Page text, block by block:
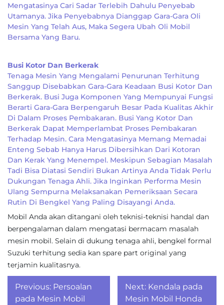
Mengatasinya Cari Sadar Terlebih Dahulu Penyebab
Utamanya. Jika Penyebabnya Dianggap Gara-Gara Oli
Mesin Yang Telah Aus, Maka Segera Ubah Oli Mobil
Bersama Yang Baru.
Busi Kotor Dan Berkerak
Tenaga Mesin Yang Mengalami Penurunan Terhitung
Sanggup Disebabkan Gara-Gara Keadaan Busi Kotor Dan
Berkerak. Busi Juga Komponen Yang Mempunyai Fungsi
Berarti Gara-Gara Berpengaruh Besar Pada Kualitas Akhir
Di Dalam Proses Pembakaran. Busi Yang Kotor Dan
Berkerak Dapat Memperlambat Proses Pembakaran
Terhadap Mesin. Cara Mengatasinya Memang Memadai
Enteng Sebab Hanya Harus Dibersihkan Dari Kotoran
Dan Kerak Yang Menempel. Meskipun Sebagian Masalah
Tadi Bisa Diatasi Sendiri Bukan Artinya Anda Tidak Perlu
Dukungan Tenaga Ahli. Jika Inginkan Performa Mesin
Ulang Sempurna Melaksanakan Pemeriksaan Secara
Rutin Di Bengkel Yang Paling Disayangi Anda.
Mobil Anda akan ditangani oleh teknisi-teknisi handal dan
berpengalaman dalam mengatasi bermacam masalah
mesin mobil. Selain di dukung tenaga ahli, bengkel formal
Suzuki terhitung sedia kan spare part original yang
terjamin kualitasnya.
Post
Previous: Persoalan
pada Mesin Mobil
Next: Kendala pada
Mesin Mobil Honda